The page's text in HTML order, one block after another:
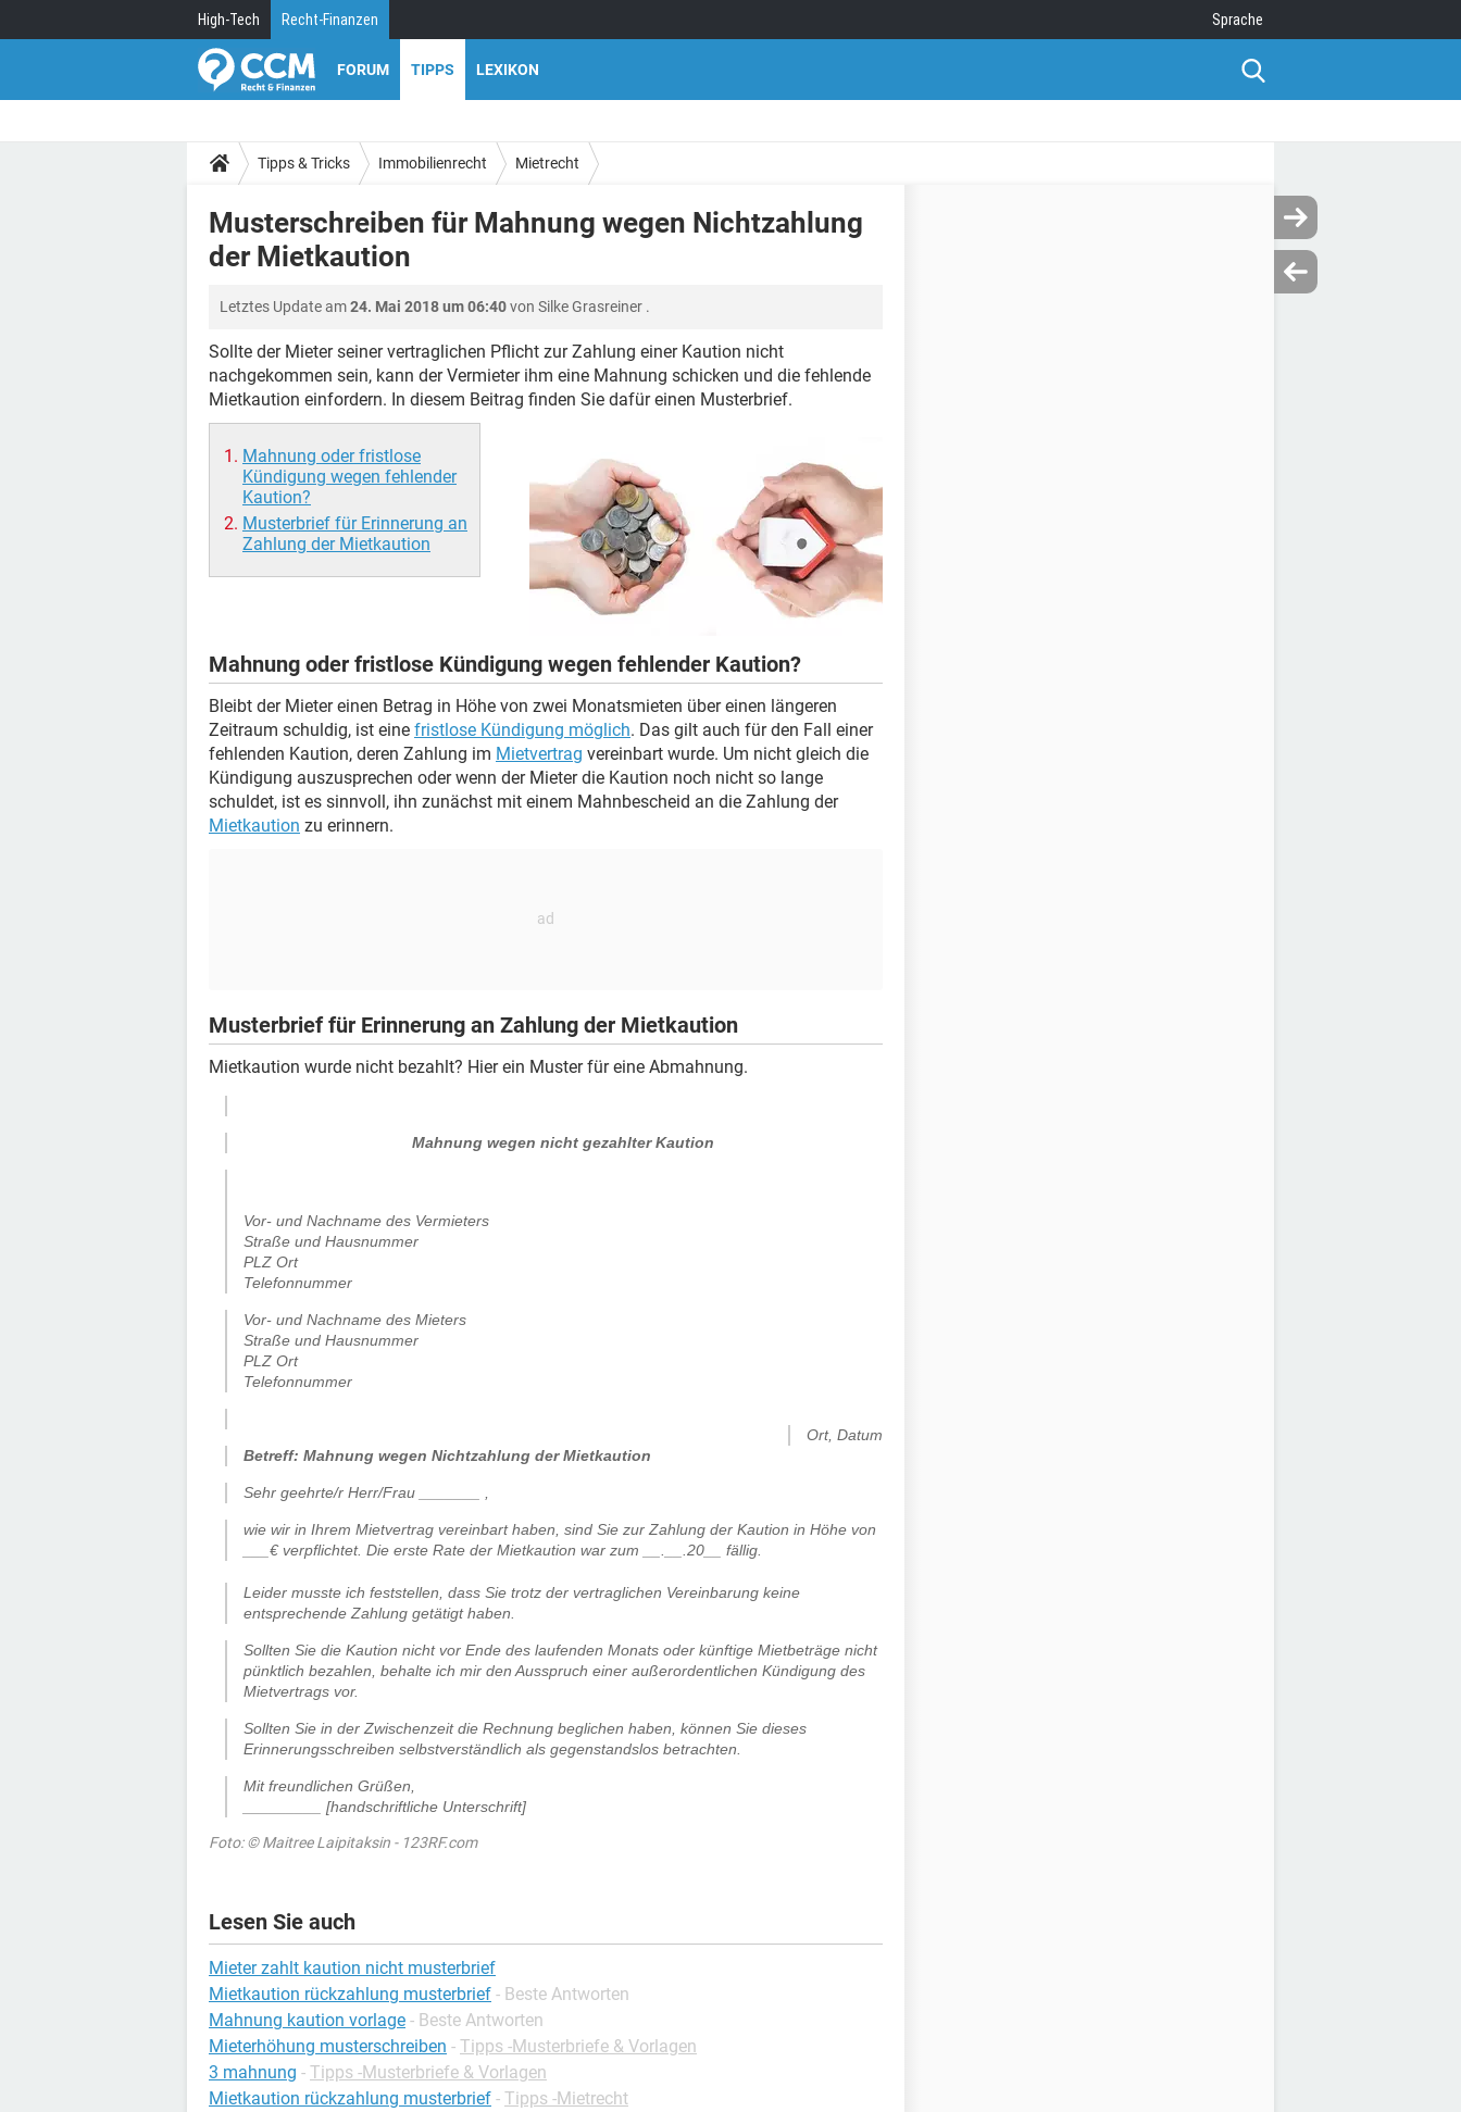
High-Tech Recht-Finanzen Sprache
FORUM TIPPS LEXIKON
Tipps & Tricks Immobilienrecht Mietrecht
Musterschreiben für Mahnung wegen Nichtzahlung
der Mietkaution
Letztes Update am24. Mai 2018 um 06:40von Silke Grasreiner .
Sollte der Mieter seiner vertraglichen Pflicht zur Zahlung einer Kaution nicht
nachgekommen sein, kann der Vermieter ihm eine Mahnung schicken und die fehlende
Mietkaution einfordern. In diesem Beitrag finden Sie dafür einen Musterbrief.
Mahnung oder fristlose
Kündigung wegen fehlender
Kaution?
Musterbrief für Erinnerung an
Zahlung der Mietkaution
Mahnung oder fristlose Kündigung wegen fehlender Kaution?
Bleibt der Mieter einen Betrag in Höhe von zwei Monatsmieten über einen längeren
Zeitraum schuldig, ist eine fristlose Kündigung möglich. Das gilt auch für den Fall einer
fehlenden Kaution, deren Zahlung im Mietvertrag vereinbart wurde. Um nicht gleich die
Kündigung auszusprechen oder wenn der Mieter die Kaution noch nicht so lange
schuldet, ist es sinnvoll, ihn zunächst mit einem Mahnbescheid an die Zahlung der
Mietkaution zu erinnern.
Musterbrief für Erinnerung an Zahlung der Mietkaution
Mietkaution wurde nicht bezahlt? Hier ein Muster für eine Abmahnung.
Mahnung wegen nicht gezahlter Kaution
Vor- und Nachname des Vermieters
Straße und Hausnummer
PLZ Ort
Telefonnummer
Vor- und Nachname des Mieters
Straße und Hausnummer
PLZ Ort
Telefonnummer
Ort, Datum
Betreff: Mahnung wegen Nichtzahlung der Mietkaution
Sehr geehrte/r Herr/Frau _______ ,
wie wir in Ihrem Mietvertrag vereinbart haben, sind Sie zur Zahlung der Kaution in Höhe von
___€ verpflichtet. Die erste Rate der Mietkaution war zum __.__.20__ fällig.
Leider musste ich feststellen, dass Sie trotz der vertraglichen Vereinbarung keine
entsprechende Zahlung getätigt haben.
Sollten Sie die Kaution nicht vor Ende des laufenden Monats oder künftige Mietbeträge nicht
pünktlich bezahlen, behalte ich mir den Ausspruch einer außerordentlichen Kündigung des
Mietvertrags vor.
Sollten Sie in der Zwischenzeit die Rechnung beglichen haben, können Sie dieses
Erinnerungsschreiben selbstverständlich als gegenstandslos betrachten.
Mit freundlichen Grüßen,
_________ [handschriftliche Unterschrift]
Foto: © Maitree Laipitaksin - 123RF.com
Lesen Sie auch
Mieter zahlt kaution nicht musterbrief
Mietkaution rückzahlung musterbrief - Beste Antworten
Mahnung kaution vorlage - Beste Antworten
Mieterhöhung musterschreiben - Tipps -Musterbriefe & Vorlagen
3 mahnung - Tipps -Musterbriefe & Vorlagen
Mietkaution rückzahlung musterbrief - Tipps -Mietrecht